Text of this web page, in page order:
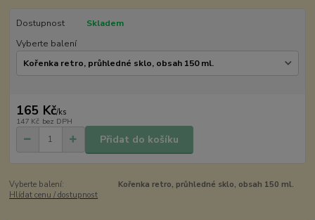
Dostupnost
Skladem
Vyberte balení
165 Kč/ks
147 Kč bez DPH
Přidat do košíku
Vyberte balení:
Kořenka retro, průhledné sklo, obsah 150 ml.
Hlídat cenu / dostupnost